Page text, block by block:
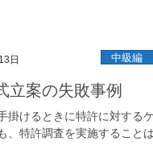
日 中級編
案の失敗事例
掛けるときに特許に対する
、特許調査を実施すること